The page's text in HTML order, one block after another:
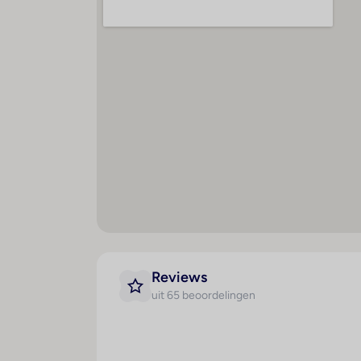
Wasgelegenheid
Bars / pubs : 25 m
Disco / club : 100 m
Reviews
uit 65 beoordelingen